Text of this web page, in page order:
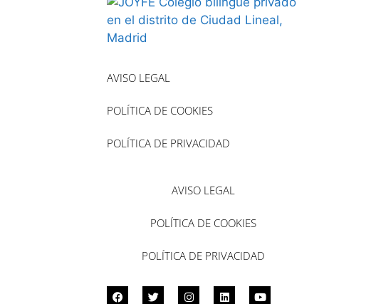
AVISO LEGAL
POLÍTICA DE COOKIES
POLÍTICA DE PRIVACIDAD
AVISO LEGAL
POLÍTICA DE COOKIES
POLÍTICA DE PRIVACIDAD